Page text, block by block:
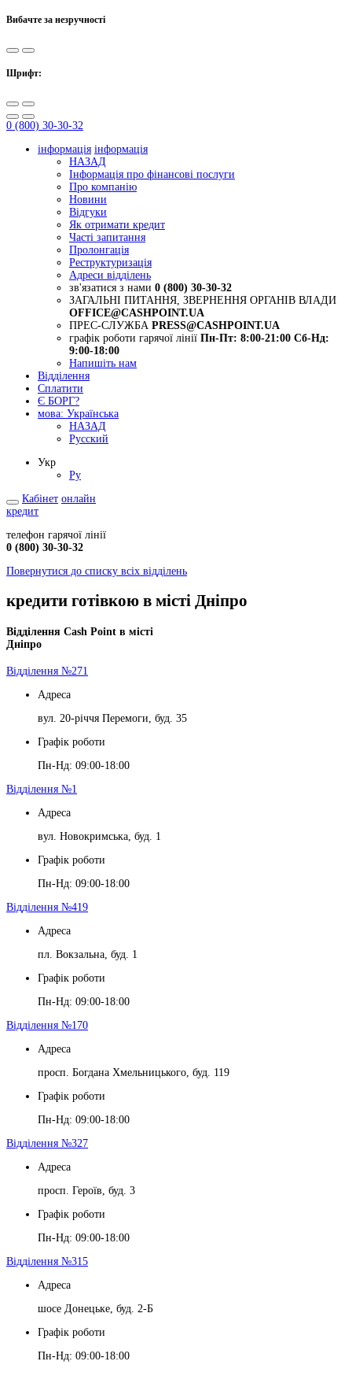
Вибачте за незручності
Шрифт:
0 (800) 30-30-32
інформація інформація
НАЗАД
Інформація про фінансові послуги
Про компанію
Новини
Відгуки
Як отримати кредит
Часті запитання
Пролонгація
Реструктуризація
Адреси відділень
зв'язатися з нами 0 (800) 30-30-32
ЗАГАЛЬНІ ПИТАННЯ, ЗВЕРНЕННЯ ОРГАНІВ ВЛАДИ
OFFICE@CASHPOINT.UA
ПРЕС-СЛУЖБА PRESS@CASHPOINT.UA
графік роботи гарячої лінії Пн-Пт: 8:00-21:00 Сб-Нд:
9:00-18:00
Напишіть нам
Відділення
Сплатити
Є БОРГ?
мова: Українська
НАЗАД
Русский
Укр
Ру
Кабінет онлайн
кредит
телефон гарячої лінії
0 (800) 30-30-32
Повернутися до списку всіх відділень
кредити готівкою в місті Дніпро
Відділення Cash Point в місті
Дніпро
Відділення №271
Адреса
вул. 20-річчя Перемоги, буд. 35
Графік роботи
Пн-Нд: 09:00-18:00
Відділення №1
Адреса
вул. Новокримська, буд. 1
Графік роботи
Пн-Нд: 09:00-18:00
Відділення №419
Адреса
пл. Вокзальна, буд. 1
Графік роботи
Пн-Нд: 09:00-18:00
Відділення №170
Адреса
просп. Богдана Хмельницького, буд. 119
Графік роботи
Пн-Нд: 09:00-18:00
Відділення №327
Адреса
просп. Героїв, буд. 3
Графік роботи
Пн-Нд: 09:00-18:00
Відділення №315
Адреса
шосе Донецьке, буд. 2-Б
Графік роботи
Пн-Нд: 09:00-18:00